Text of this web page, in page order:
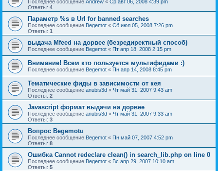
Последнее сообщение Andrew « Ср авг 06, 2008 4:39 pm
Ответы: 4
Параметр %s в Url for banned searches
Последнее сообщение Begemot « Сб июл 05, 2008 7:26 pm
Ответы: 1
выдача Mfeed на дорвее (безредиректный способ)
Последнее сообщение Begemot « Пт апр 18, 2008 2:15 pm
Внимание! Всем кто пользуется мультифидами :)
Последнее сообщение Begemot « Пн апр 14, 2008 8:45 pm
Тематические фиды в зависимости от кея
Последнее сообщение anubis3d « Чт май 31, 2007 9:43 am
Ответы: 2
Javascript формат выдачи на дорвее
Последнее сообщение anubis3d « Чт май 31, 2007 9:33 am
Ответы: 3
Вопрос Begemotu
Последнее сообщение Begemot « Пн май 07, 2007 4:52 pm
Ответы: 8
Ошибка Cannot redeclare clean() in search_lib.php on line 0
Последнее сообщение Begemot « Вс апр 29, 2007 10:10 am
Ответы: 5